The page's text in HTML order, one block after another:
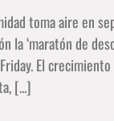
toma aire en
la ‘maratón de
El
[...]